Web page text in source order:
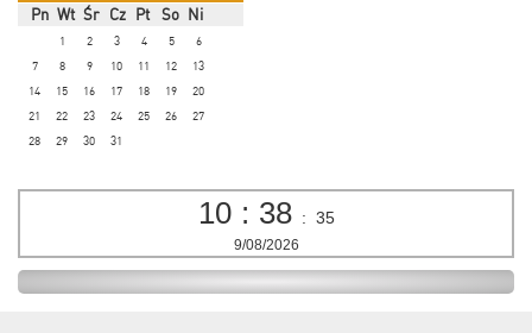
Pn Wt Śr Cz Pt So Ni
1 2 3 4 5
6
7
8 9 10 11 12
13
14
15 16 17 18 19
20
21
22 23 24 25 26
27
28
29 30 31
10 : 38 : 36
9/08/2026